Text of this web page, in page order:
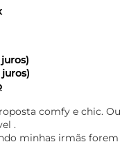
comfy e chic. Ou
.
minhas irmãs forem